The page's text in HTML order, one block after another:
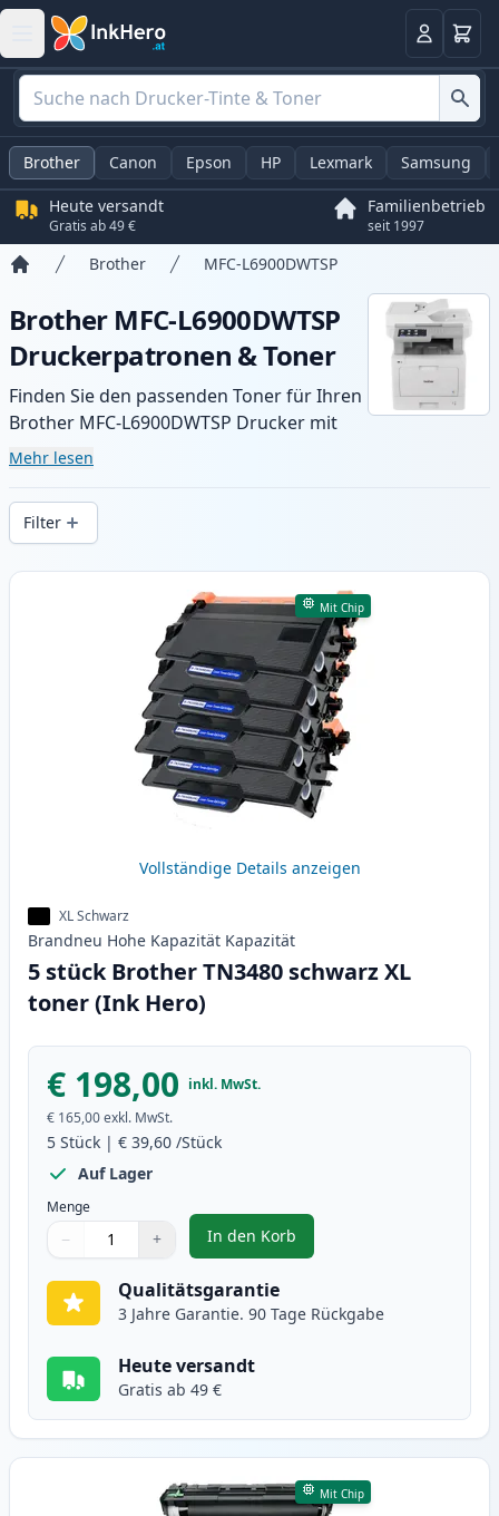
Anmelden
Brother Canon Epson HP Lexmark Samsung
Heute versandt
Gratis ab 49 €
Familienbetrieb
seit 1997
Brother MFC-L6900DWTSP
Brother MFC-L6900DWTSP
Druckerpatronen & Toner
Finden Sie den passenden Toner für Ihren
Brother MFC-L6900DWTSP Drucker mit
unserer Auswahl an kompatiblen und XL-
gleichbleibender Druckqualität und
schnellem Versand aus lokalem Lager in .
Mehr lesen
Filter
Produkte
Mit Chip
Vollständige Details anzeigen
XL Schwarz
Brandneu Hohe Kapazität Kapazität
5 stück Brother TN3480 schwarz XL
toner (Ink Hero)
€ 198,00 inkl. MwSt.
€ 165,00exkl. MwSt.
5 Stück | € 39,60 /Stück
Auf Lager
Menge
Verwenden Sie die Tasten, um anzupassen
− +
1
In den Korb
, 5 stück Brother TN3480
Qualitätsgarantie
3 Jahre Garantie. 90 Tage Rückgabe
Heute versandt
Gratis ab 49 €
Mit Chip